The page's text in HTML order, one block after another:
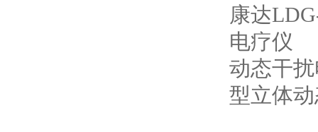
康达
电疗仪
动态干
型立体